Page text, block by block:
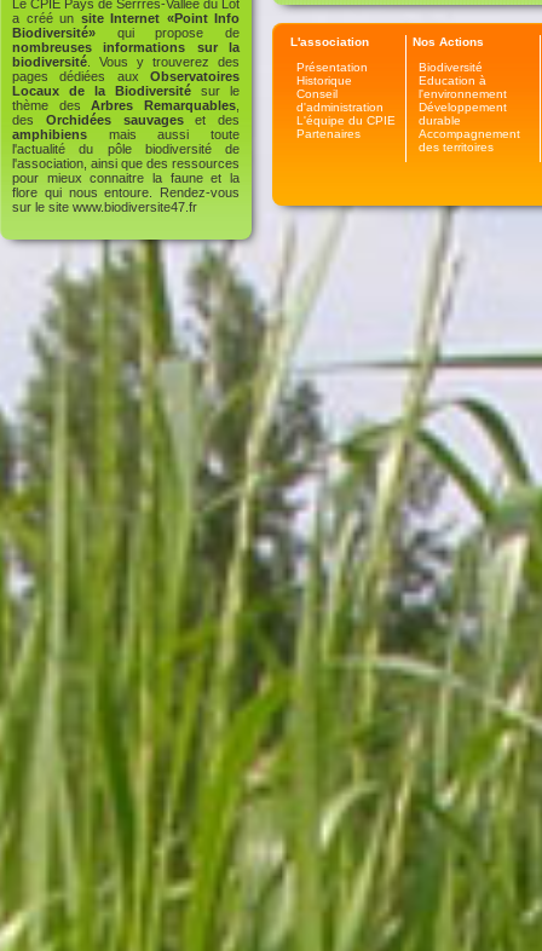
Le CPIE Pays de Serrres-Vallée du Lot
a créé un site Internet «Point Info
Biodiversité» qui propose de
nombreuses informations sur la
biodiversité . Vous y trouverez des
pages dédiées aux Observatoires
Locaux de la Biodiversité sur le
thème desArbres Remarquables
des Orchidées sauvageset des
amphibiens mais aussi toute
l'actualité du pôle biodiversité de
l'association, ainsi que des ressources
pour mieux connaitre la faune et la
flore qui nous entoure. Rendez-vous
sur le site www.biodiversite47.fr
L'association
Présentation
Historique
Conseil
d'administration
L'équipe du CPIE
Partenaires
Nos Actions
Biodiversité
Education à
l'environnement
Développement
durable
Accompagnement
des territoires